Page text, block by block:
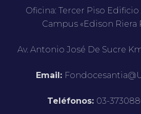
Oficina: Tercer Piso
Campus «Edison Riera
Av. Antonio José De Sucre
Email:
Teléfonos: 03-